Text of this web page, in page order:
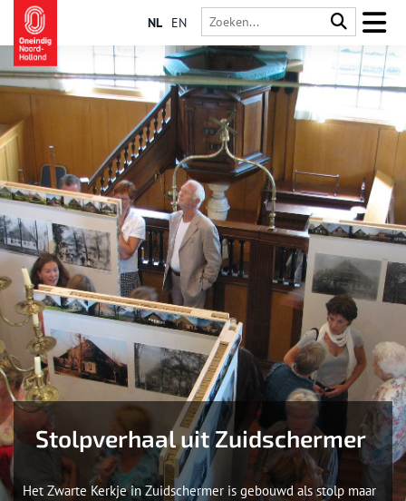
NL EN
Stolpverhaal uit Zuidschermer
Het Zwarte Kerkje in Zuidschermer is gebouwd als stolp maar